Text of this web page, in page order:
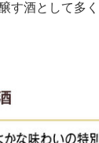
す酒として多